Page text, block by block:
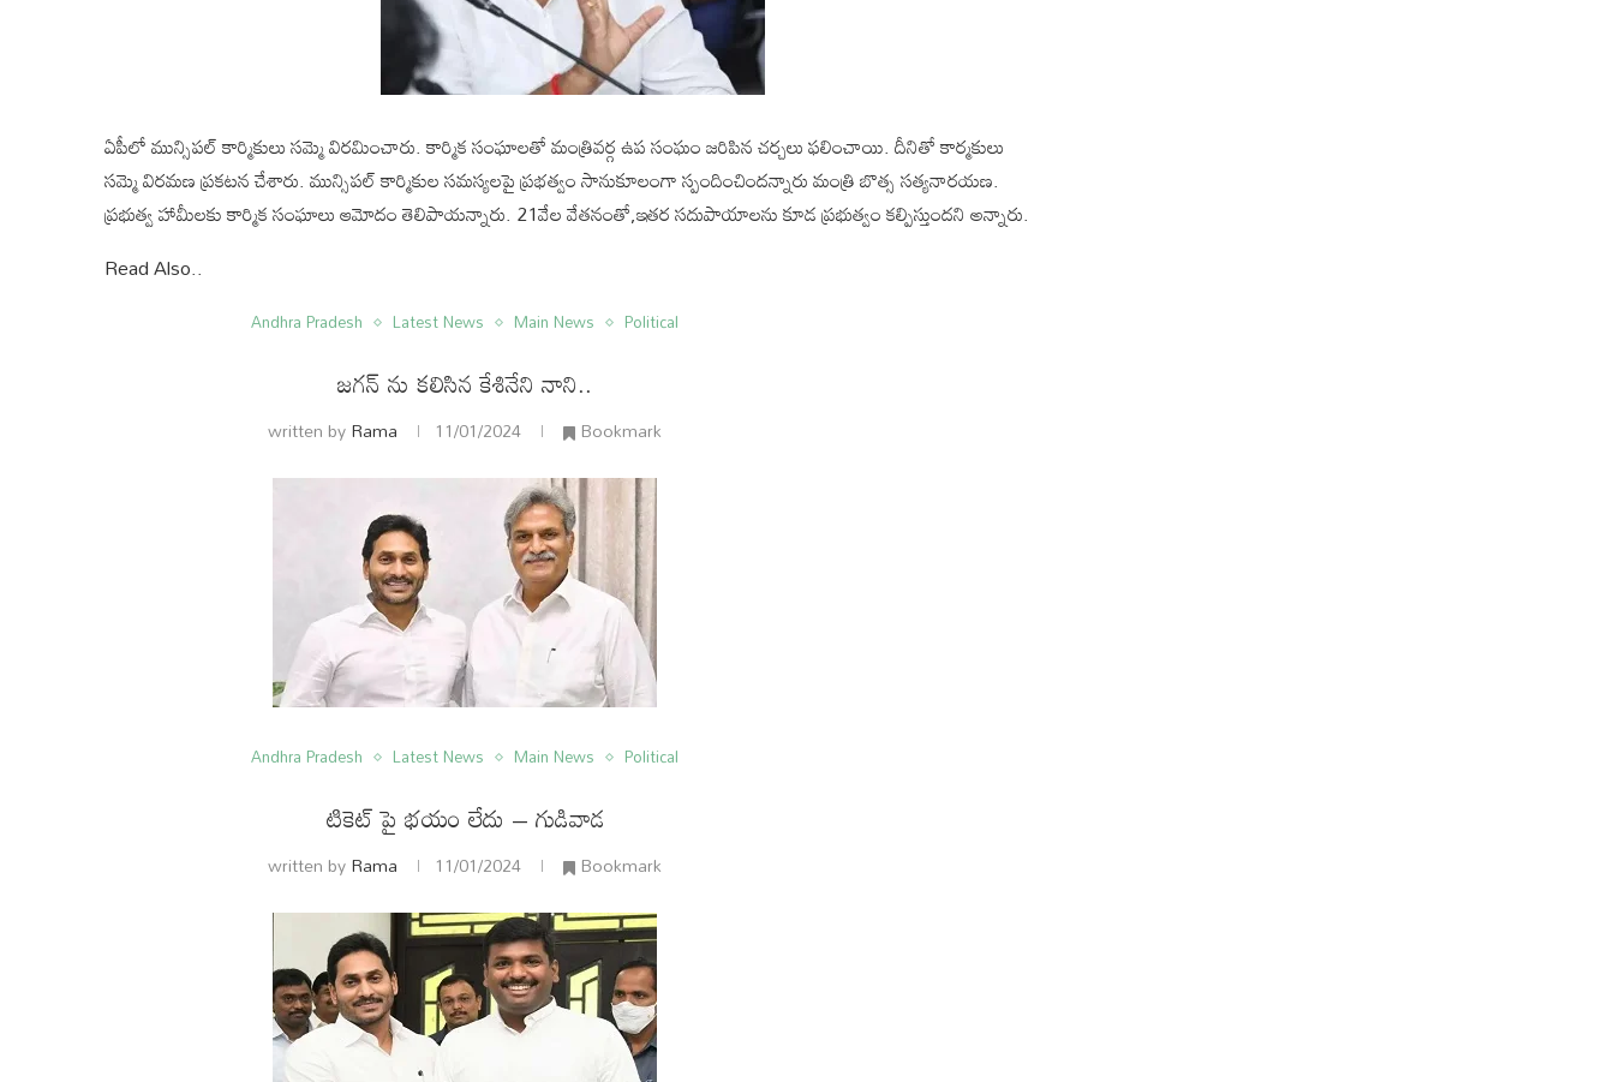
ఏపీలో మున్సిపల్ కార్మికులు సమ్మె విరమించారు. కార్మిక సంఘాలతో మంత్రివర్గ ఉప సంఘం జరిపిన చర్చలు ఫలించాయి. దీనితో కార్మకులు
సమ్మె విరమణ ప్రకటన చేశారు. మున్సిపల్ కార్మికుల సమస్యలపై ప్రభత్వం సానుకూలంగా స్పందించిందన్నారు మంత్రి బొత్స సత్యనారయణ.
ప్రభుత్వ హామీలకు కార్మిక సంఘాలు ఆమోదం తెలిపాయన్నారు. 21వేల వేతనంతో,ఇతర సదుపాయాలను కూడ ప్రభుత్వం కల్పిస్తుందని అన్నారు.
Read Also..